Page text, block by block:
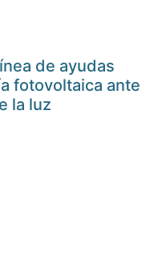
de ayudas
fotovoltaica ante
la luz